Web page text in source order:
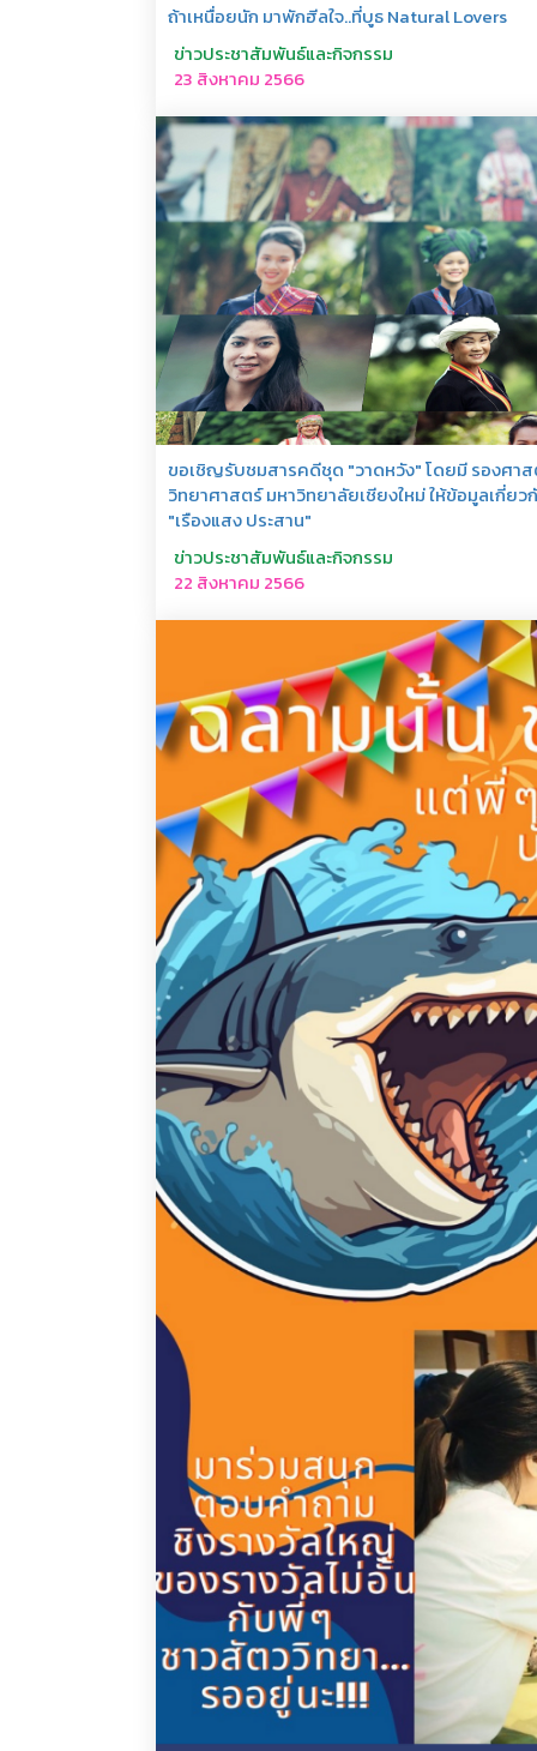
ถ้าเหนื่อยนัก มาพักฮีลใจ..ที่บูธ Natural Lovers
ข่าวประชาสัมพันธ์และกิจกรรม
23 สิงหาคม 2566
ขอเชิญรับชมสารคดีชุด "วาดหวัง" โดยมี รองศา
วิทยาศาสตร์ มหาวิทยาลัยเชียงใหม่ ให้ข้อมูลเกี่ย
"เรืองแสง ประสาน"
ข่าวประชาสัมพันธ์และกิจกรรม
22 สิงหาคม 2566